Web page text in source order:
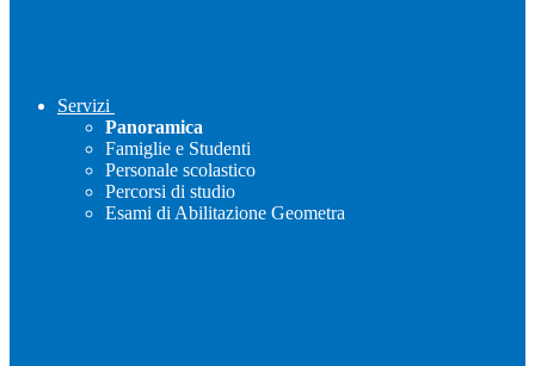
Servizi
Panoramica
Famiglie e Studenti
Personale scolastico
Percorsi di studio
Esami di Abilitazione Geometra